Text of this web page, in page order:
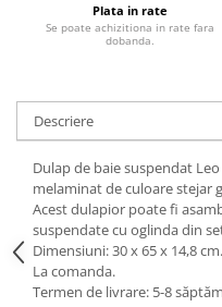
Plata in rate
Se poate achizitiona in rate fara
dobanda.
Descriere
Dulap de baie suspendat
melaminat de culoare stejar
Acest dulapior poate fi
suspendate cu oglinda din
Dimensiuni: 30 x 65 x 14,8 cm.
La comanda.
Termen de livrare: 5-8